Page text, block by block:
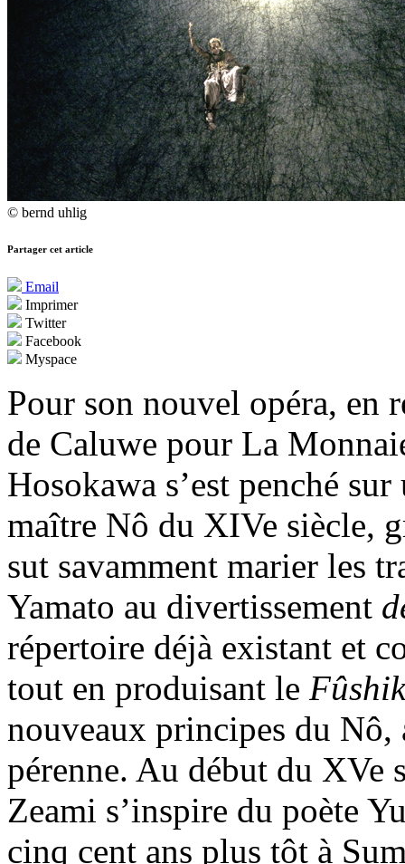
© bernd uhlig
Partager cet article
Email
Imprimer
Twitter
Facebook
Myspace
Pour son nouvel opéra, en
de Caluwe pour La
Hosokawa s’est penché
maître Nô du XIVe siècle,
sut savamment marier les
Yamato au divertissement
répertoire déjà existant et
tout en produisant le
nouveaux principes du Nô,
pérenne. Au début du XVe
Zeami s’inspire du poète
cinq cent ans plus tôt à